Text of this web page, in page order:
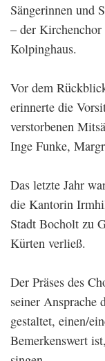
Sängerinnen und
– der Kirchenchor
Kolpinghaus.
Vor dem
erinnerte die
verstorbenen
Inge Funke,
Das letzte Jahr
die Kantorin
Stadt Bocholt zu
Kürten verließ.
Der Präses des
seiner Ansprache
gestaltet, einen/
Bemerkenswert